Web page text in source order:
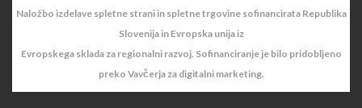
Naložbo izdelave spletne strani in spletne trgovine sofinancirata Republika
Slovenija in Evropska unija iz
Evropskega sklada za regionalni razvoj. Sofinanciranje je bilo pridobljeno
preko Vavčerja za digitalni marketing.